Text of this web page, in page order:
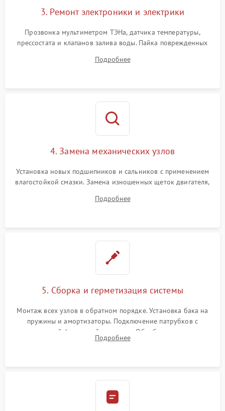
3. Ремонт электроники и электрики
Прозвонка мультиметром ТЭНа, датчика температуры,
прессостата и клапанов залива воды. Пайка поврежденных
Восстановление целостности проводки и контактов.
Подробнее
4. Замена механических узлов
Установка новых подшипников и сальников с применением
влагостойкой смазки. Замена изношенных щеток двигателя,
или поврежденной резиновой манжеты.
Подробнее
5. Сборка и герметизация системы
Монтаж всех узлов в обратном порядке. Установка бака на
пружины и амортизаторы. Подключение патрубков с
надежной фиксацией хомутами. Обработка стыков
герметиком для предотвращения возможных протечек воды.
Подробнее